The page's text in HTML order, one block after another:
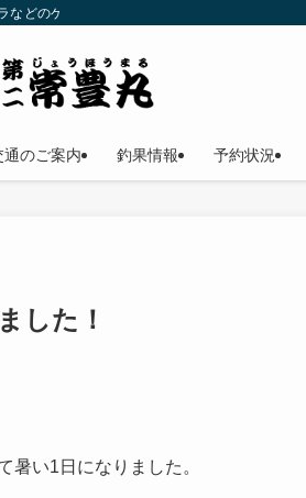
どのゲームフィッシングが楽しめます！仕立
通のご案内 釣果情報 予約状況
した！
暑い1日になりました。